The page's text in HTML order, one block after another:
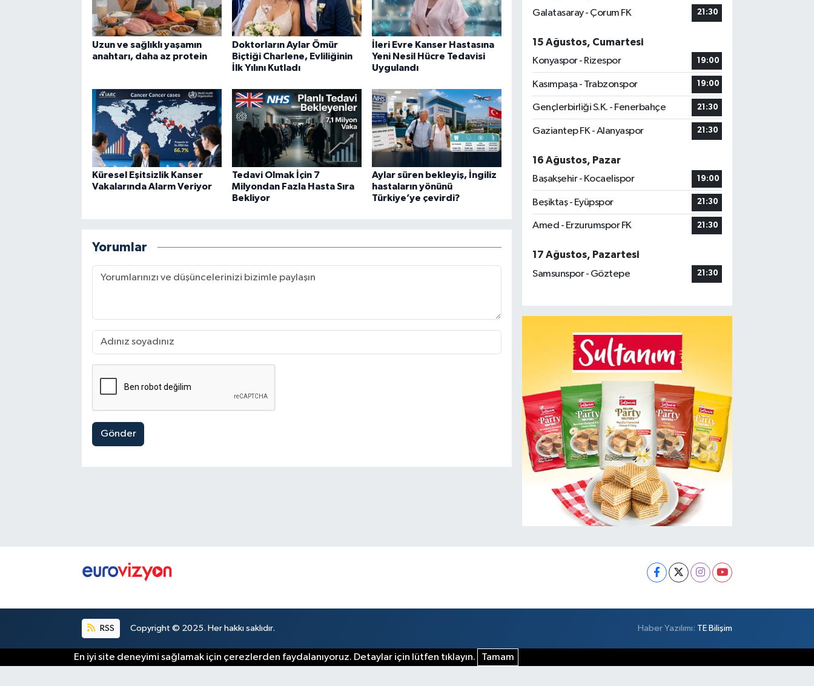
Uzun ve sağlıklı yaşamın
anahtarı, daha az protein
Doktorların Aylar Ömür
Biçtiği Charlene, Evliliğinin
İlk Yılını Kutladı
İleri Evre Kanser Hastasına
Yeni Nesil Hücre Tedavisi
Uygulandı
Küresel Eşitsizlik Kanser
Vakalarında Alarm Veriyor
Tedavi Olmak İçin 7
Milyondan Fazla Hasta Sıra
Bekliyor
Aylar süren bekleyiş, İngiliz
hastaların yönünü
Türkiye’ye çevirdi?
Yorumlar
Gönder
Galatasaray - Çorum FK
21:30
15 Ağustos, Cumartesi
Konyaspor - Rizespor
19:00
Kasımpaşa - Trabzonspor 19:00
Gençlerbirliği S.K. - Fenerbahçe 21:30
Gaziantep FK - Alanyaspor 21:30
16 Ağustos, Pazar
Başakşehir - Kocaelispor
19:00
Beşiktaş - Eyüpspor 21:30
Amed - Erzurumspor FK 21:30
17 Ağustos, Pazartesi
Samsunspor - Göztepe
21:30
RSS Copyright © 2025. Her hakkı saklıdır. Haber Yazılımı: TE Bilişim
En iyi site deneyimi sağlamak için çerezlerden faydalanıyoruz. Detaylar için lütfen tıklayın. Tamam